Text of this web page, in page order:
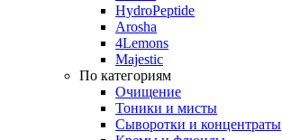
HydroPeptide
Arosha
4Lemons
Majestic
По категориям
Очищение
Тоники и мисты
Сыворотки и концентраты